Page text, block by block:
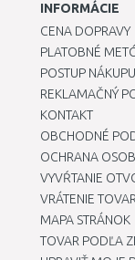
INFORMÁCIE
CENA DOPRAVY
PLATOBNÉ
POSTUP
REKLAMAČNÝ
KONTAKT
OBCHODNÉ
OCHRANA
VYVŔTANIE
VRÁTENIE
MAPA STRÁNOK
TOVAR PODĽA